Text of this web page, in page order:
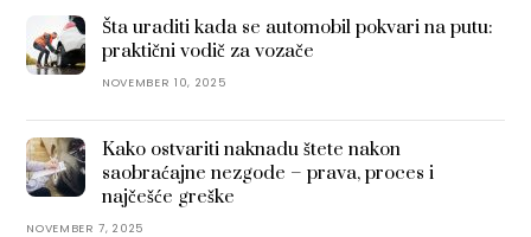
Šta uraditi kada se automobil pokvari na putu:
praktični vodič za vozače
NOVEMBER 10, 2025
Kako ostvariti naknadu štete nakon
saobraćajne nezgode – prava, proces i
najčešće greške
NOVEMBER 7, 2025